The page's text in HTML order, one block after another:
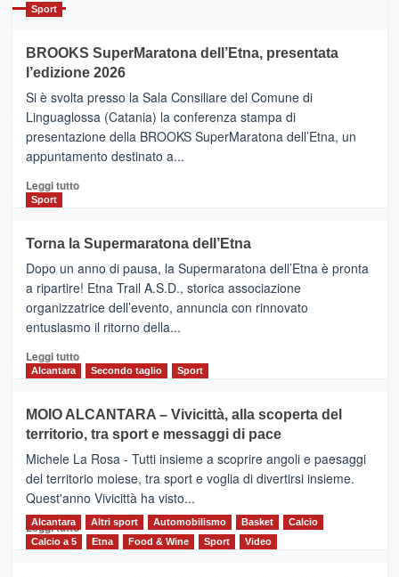
con
la
Al
via
i
collegamenti
Sport
BROOKS SuperMaratona dell’Etna, presentata
l’edizione 2026
Si è svolta presso la Sala Consiliare del Comune di
Linguaglossa (Catania) la conferenza stampa di
presentazione della BROOKS SuperMaratona dell’Etna, un
appuntamento destinato a...
Leggi tuttoLeggi
BROOKS
SuperMaratona
dell’Etna,
presentata
l’edizione
2026
Sport
Torna la Supermaratona dell’Etna
Dopo un anno di pausa, la Supermaratona dell’Etna è pronta
a ripartire! Etna Trail A.S.D., storica associazione
organizzatrice dell’evento, annuncia con rinnovato
entusiasmo il ritorno della...
Leggi tuttoLeggi
Torna
la
Supermaratona
dell’Etna
Alcantara Secondo taglio Sport
MOIO ALCANTARA – Vivicittà, alla scoperta del
territorio, tra sport e messaggi di pace
Michele La Rosa - Tutti insieme a scoprire angoli e paesaggi
del territorio moiese, tra sport e voglia di divertirsi insieme.
Quest'anno Vivicittà ha visto...
Leggi tutto Leggi
Alcantara Altri sport Automobilismo Basket
Calcio
Calcio a 5
Etna Food & Wine Sport Video